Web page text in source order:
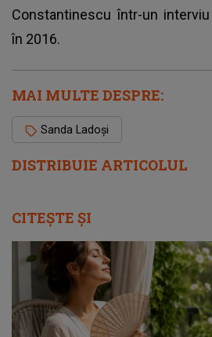
DISTRIBUIE ARTICOLUL
Constantinescu într-un interviu
în 2016.
MAI MULTE DESPRE:
Sanda Ladoși
CITEȘTE ȘI